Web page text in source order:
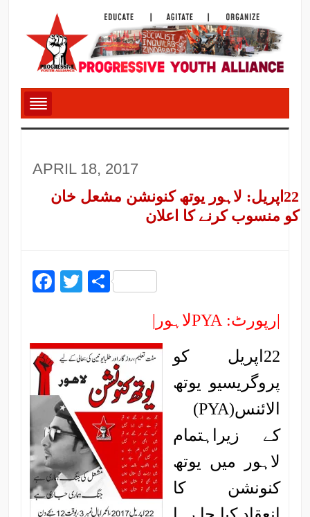
APRIL 18, 2017
22اپریل: لاہور یوتھ کنونشن مشعل خان
کو منسوب کرنے کا اعلان
Facebook
Twitter
Share
|رپورٹ: PYAلاہور|
22اپریل کو
پروگریسیو یوتھ
الائنس(PYA)
کے زیراہتمام
لاہور میں یوتھ
کنونشن کا